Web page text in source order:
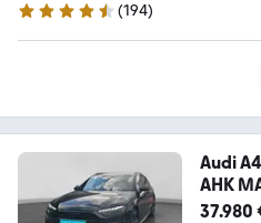
4.7 Sterne
(194)
Audi
AHK
37.980